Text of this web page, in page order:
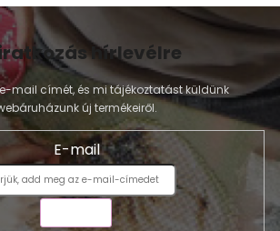
hírlevélre
mail címét, és mi tájékoztatást küldünk
új termékeiről.
E-mail